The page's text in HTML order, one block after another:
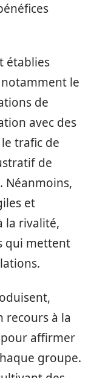
établies
le
de
avec des
trafic de
de
Néanmoins,
et
la rivalité,
qui mettent
recours à la
affirmer
groupe.